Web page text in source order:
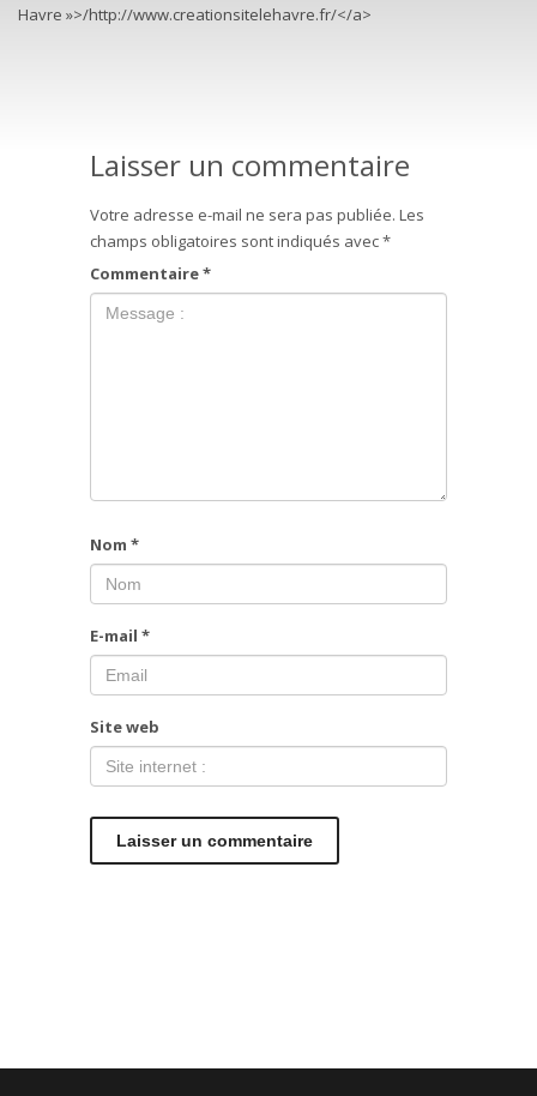
Havre »>/http://www.creationsitelehavre.fr/</a>
Laisser un commentaire
Votre adresse e-mail ne sera pas publiée. Les
champs obligatoires sont indiqués avec*
Commentaire*
Nom *
E-mail *
Site web